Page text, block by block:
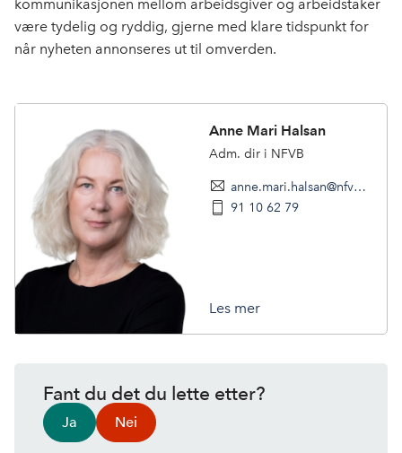
kommunikasjonen mellom arbeidsgiver og arbeidstaker
være tydelig og ryddig, gjerne med klare tidspunkt for
når nyheten annonseres ut til omverden.
Anne Mari Halsan
Adm. dir i NFVB
anne.mari.halsan@nfvb.no
91 10 62 79
Les mer
Fant du det du lette etter?
Ja Nei